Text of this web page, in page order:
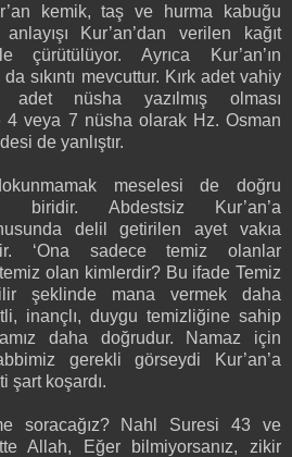
kemik, taş ve hurma kabuğu
anlayışı Kur’an’dan verilen kağıt
çürütülüyor. Ayrıca Kur’an’ın
sıkıntı mevcuttur. Kırk adet vahiy
nüsha yazılmış olması
4 veya 7 nüsha olarak Hz. Osman
de yanlıştır.
meselesi de doğru
biridir. Abdestsiz Kur’an’a
delil getirilen ayet vakıa
‘Ona sadece temiz olanlar
olan kimlerdir? Bu ifade Temiz
şeklinde mana vermek daha
inançlı, duygu temizliğine sahip
daha doğrudur. Namaz için
gerekli görseydi Kur’an’a
şart koşardı.
soracağız? Nahl Suresi 43 ve
Allah, Eğer bilmiyorsanız, zikir